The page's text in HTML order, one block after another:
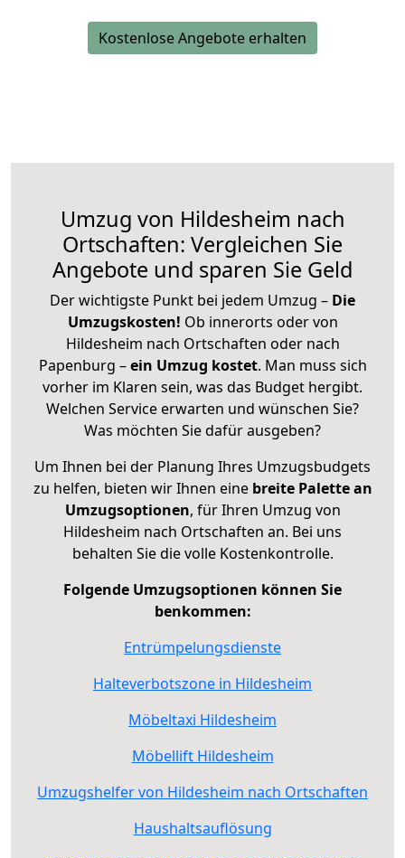
Kostenlose Angebote erhalten
Umzug von Hildesheim nach
Ortschaften: Vergleichen Sie
Angebote und sparen Sie Geld
Der wichtigste Punkt bei jedem Umzug – Die
Umzugskosten! Ob innerorts oder von
Hildesheim nach Ortschaften oder nach
Papenburg –ein Umzug kostet. Man muss sich
vorher im Klaren sein, was das Budget hergibt.
Welchen Service erwarten und wünschen Sie?
Was möchten Sie dafür ausgeben?
Um Ihnen bei der Planung Ihres Umzugsbudgets
zu helfen, bieten wir Ihnen eine breite Palette an
Umzugsoptionen, für Ihren Umzug von
Hildesheim nach Ortschaften an. Bei uns
behalten Sie die volle Kostenkontrolle.
Folgende Umzugsoptionen können Sie
benkommen:
Entrümpelungsdienste
Halteverbotszone in Hildesheim
Möbeltaxi Hildesheim
Möbellift Hildesheim
Umzugshelfer von Hildesheim nach Ortschaften
Haushaltsauflösung